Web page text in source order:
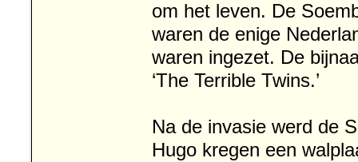
om het leven. De
waren de enige
waren ingezet. De
‘The Terrible Twins.’
Na de invasie werd de
Hugo kregen een